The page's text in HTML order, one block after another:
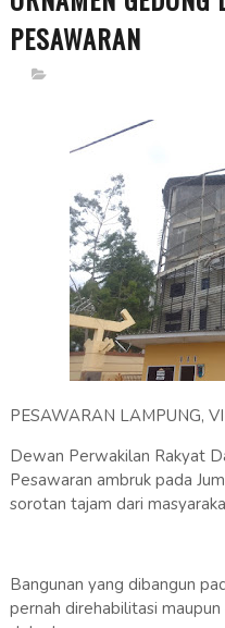
PESAWARAN
PESAWARAN LAMPUNG,
Dewan Perwakilan Rakyat
Pesawaran ambruk pada
sorotan tajam dari
Bangunan yang dibangun
pernah direhabilitasi